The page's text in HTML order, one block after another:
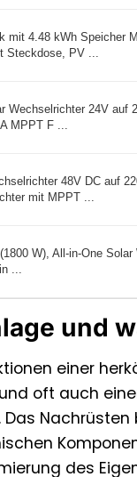
mit 4.48 kWh Speicher
Steckdose, PV ...
Wechselrichter 24V auf
MPPT F ...
48V DC auf
mit MPPT ...
W), All-in-One
...
und
einer
oft auch
Das
des